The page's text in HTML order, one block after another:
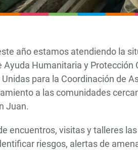
año estamos atendiendo la
Ayuda Humanitaria y Protección
para la Coordinación de
a las comunidades
Juan.
encuentros, visitas y talleres
riesgos, alertas de